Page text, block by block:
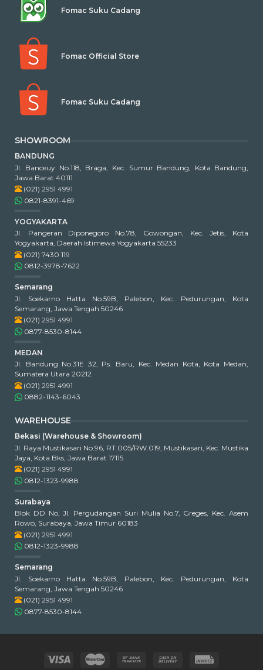
Fomac Official Store
Fomac Suku Cadang
Fomac Suku Cadang
SHOWROOM
BANDUNG
Jl. Banceuy No.118, Braga, Kec. Sumur Bandung, Kota Bandung,
Jawa Barat 40111
(021) 2951 4991
0821-8391-469
YOGYAKARTA
Jl. Pangeran Diponegoro No.78, Gowongan, Kec. Jetis, Kota
Yogyakarta, Daerah Istimewa Yogyakarta 55233
(021) 7430 119
0812-3978-7622
Semarang
Jl. Soekarno Hatta No.59B, Palebon, Kec. Pedurungan, Kota
Semarang, Jawa Tengah 50246
(021) 2951 4991
0877-8530-8144
MEDAN
Jl. Bandung No.31E 32, Ps. Baru, Kec. Medan Kota, Kota Medan,
Sumatera Utara 20212
(021) 2951 4991
0882-1143-6043
WAREHOUSE
Bekasi (Warehouse & Showroom)
Jl. Raya Mustikasari No.96, RT.005/RW.019, Mustikasari, Kec. Mustika
Jaya, Kota Bks, Jawa Barat 17115
(021) 2951 4991
0812-1323-9988
Surabaya
Blok DD No, Jl. Pergudangan Suri Mulia No.7, Greges, Kec. Asem
Rowo, Surabaya, Jawa Timur 60183
(021) 2951 4991
0812-1323-9988
Semarang
Jl. Soekarno Hatta No.59B, Palebon, Kec. Pedurungan, Kota
Semarang, Jawa Tengah 50246
(021) 2951 4991
0877-8530-8144